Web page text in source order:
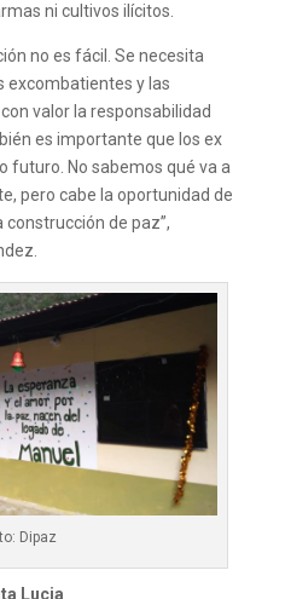
ni cultivos ilícitos.
no es fácil. Se necesita
excombatientes y las
valor la responsabilidad
es importante que los ex
futuro. No sabemos qué va a
pero cabe la oportunidad de
de paz”,
Dipaz
Lucia